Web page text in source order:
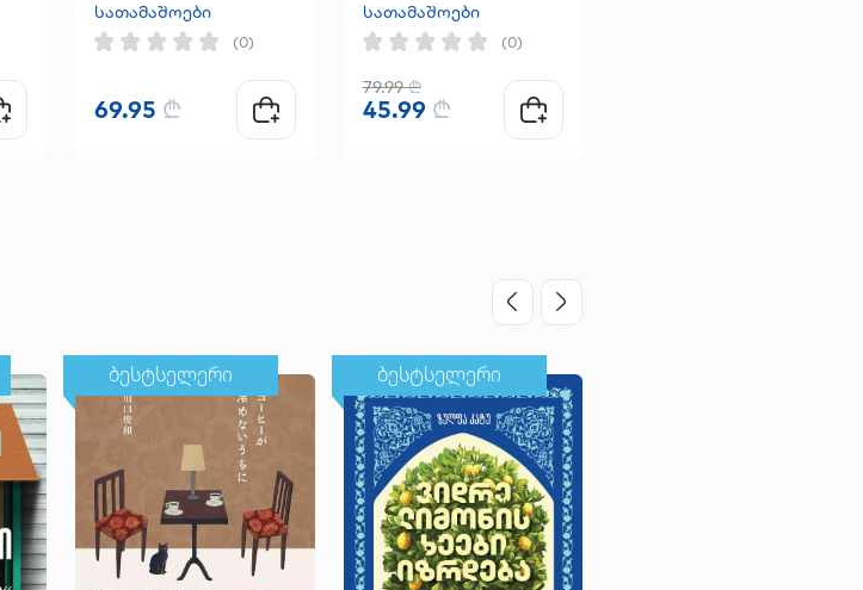
სათამაშოები
(0)
69.95 ₾
სათამაშოები
(0)
79.99₾
45.99 ₾
ბესტსელერი ბესტსელერი